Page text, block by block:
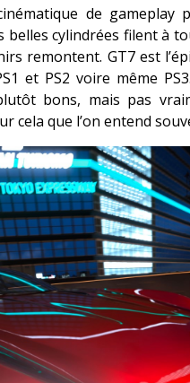
de gameplay
cylindrées filent à
remontent. GT7 est
et PS2 voire même
bons, mais pas
cela que l’on entend